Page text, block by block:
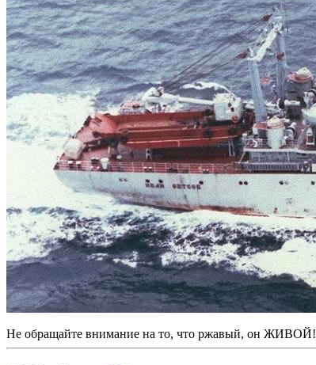
Не обращайте внимание на то, что ржавый, он ЖИВОЙ!